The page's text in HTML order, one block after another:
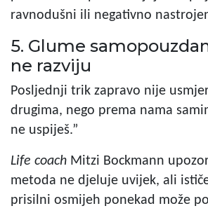
ravnodušni ili negativno
5. Glume
ne razviju
Posljednji trik zapravo nije
drugima, nego prema nama
ne uspiješ.”
Life coach Mitzi Bockmann
metoda ne djeluje uvijek, ali
prisilni osmijeh ponekad može